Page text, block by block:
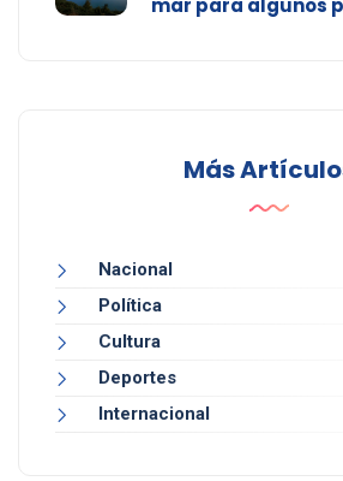
mar para algunos
Más
Nacional
Política
Cultura
Deportes
Internacional